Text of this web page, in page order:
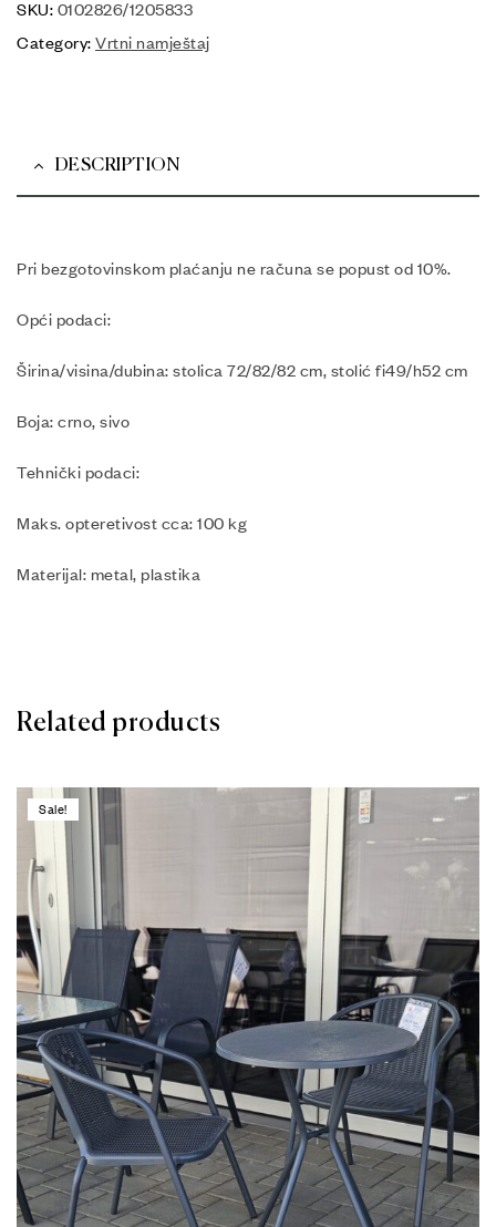
SKU: 0102826/1205833
Category: Vrtni namještaj
DESCRIPTION
Pri bezgotovinskom plaćanju ne računa se popust od 10%.
Opći podaci:
Širina/visina/dubina: stolica 72/82/82 cm, stolić fi49/h52 cm
Boja: crno, sivo
Tehnički podaci:
Maks. opteretivost cca: 100 kg
Materijal: metal, plastika
Related products
Sale!